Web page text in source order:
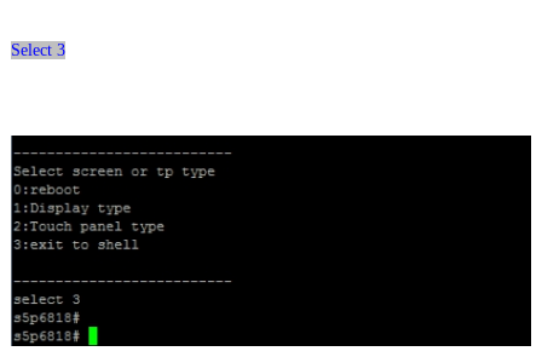
Select 3